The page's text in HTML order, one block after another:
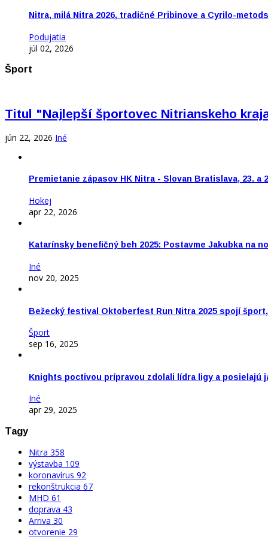
Nitra, milá Nitra 2026, tradičné Pribinove a Cyrilo-
Podujatia
júl 02, 2026
Šport
Titul "Najlepší športovec Nitrianskeho
jún 22, 2026 Iné
Premietanie zápasov HK Nitra - Slovan Bratislava, 23. a
Hokej
apr 22, 2026
Katarínsky benefičný beh 2025: Postavme Jakubka na
Iné
nov 20, 2025
Bežecký festival Oktoberfest Run Nitra 2025 spojí
Šport
sep 16, 2025
Knights poctivou prípravou zdolali lídra ligy a posielajú
Iné
apr 29, 2025
Tagy
Nitra 358
výstavba 109
koronavírus 92
rekonštrukcia 67
MHD 61
doprava 43
Arriva 30
otvorenie 29